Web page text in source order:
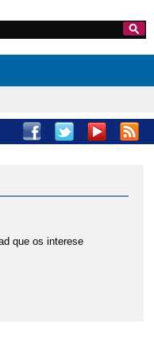
de
site
que os interese